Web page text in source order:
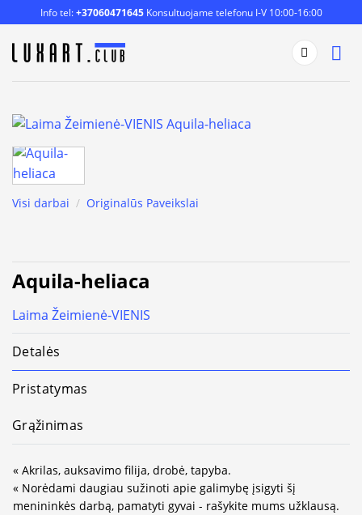
to
content
Info tel:+37060471645Konsultuojame telefonu I-V 10:00-16:00
Visi darbai / Originalūs Paveikslai
Aquila-heliaca
Laima Žeimienė-VIENIS
Detalės
Pristatymas
Grąžinimas
« Akrilas, auksavimo filija, drobė, tapyba.
« Norėdami daugiau sužinoti apie galimybę įsigyti šį
menininkės darbą, pamatyti gyvai - rašykite mums užklausą.